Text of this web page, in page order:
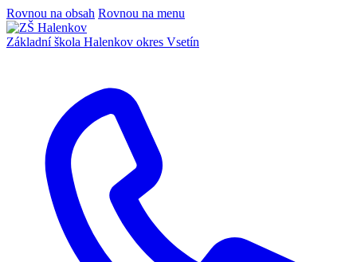
Rovnou na obsah Rovnou na menu
Základní škola Halenkov okres Vsetín